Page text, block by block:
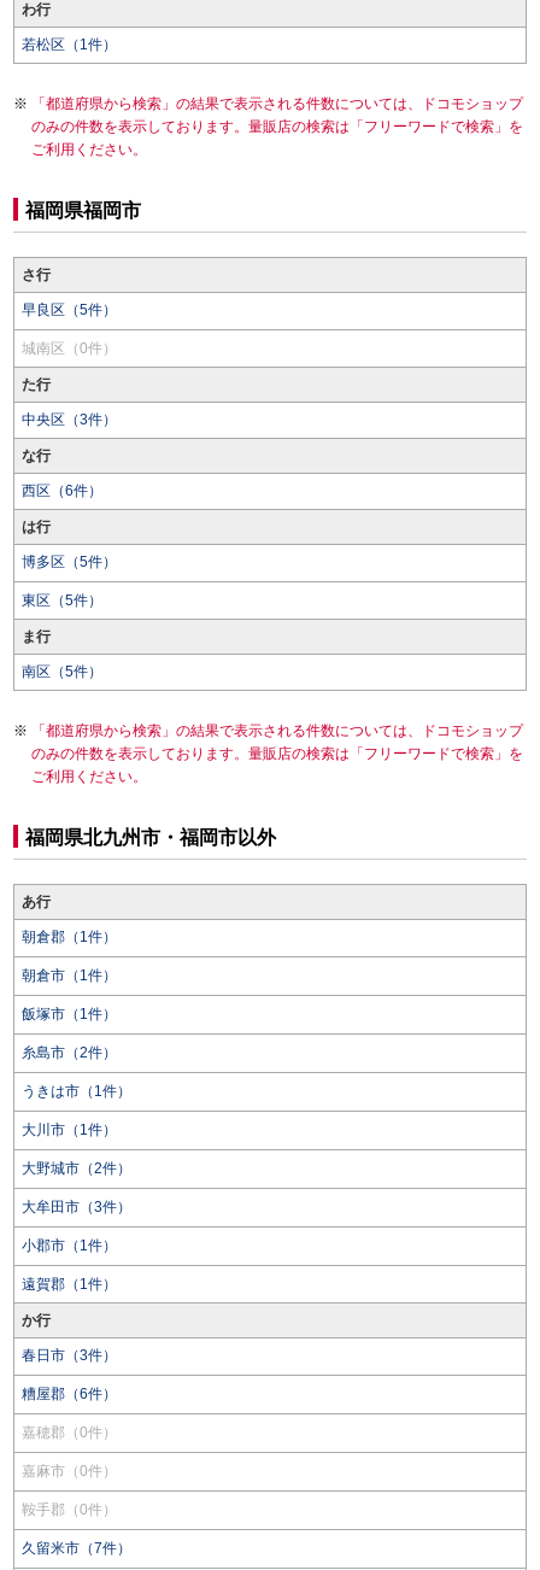
わ行
若松区（1件）
「都道府県から検索」の結果で表示される件数については、ドコモショップ
のみの件数を表示しております。量販店の検索は「フリーワードで検索」を
ご利用ください。
福岡県福岡市
さ行
早良区（5件）
城南区（0件）
た行
中央区（3件）
な行
西区（6件）
は行
博多区（5件）
東区（5件）
ま行
南区（5件）
「都道府県から検索」の結果で表示される件数については、ドコモショップ
のみの件数を表示しております。量販店の検索は「フリーワードで検索」を
ご利用ください。
福岡県北九州市・福岡市以外
あ行
朝倉郡（1件）
朝倉市（1件）
飯塚市（1件）
糸島市（2件）
うきは市（1件）
大川市（1件）
大野城市（2件）
大牟田市（3件）
小郡市（1件）
遠賀郡（1件）
か行
春日市（3件）
糟屋郡（6件）
嘉穂郡（0件）
嘉麻市（0件）
鞍手郡（0件）
久留米市（7件）